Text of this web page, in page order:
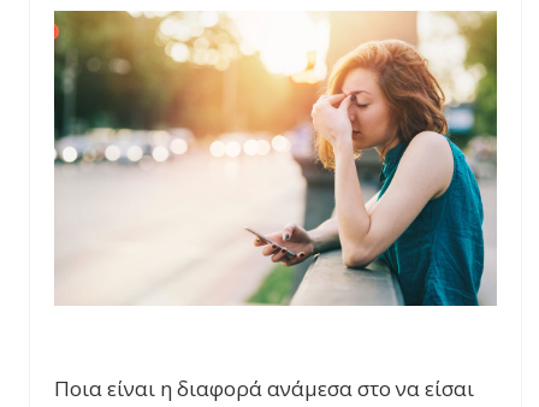
Ποια είναι η διαφορά ανάμεσα στο να είσαι